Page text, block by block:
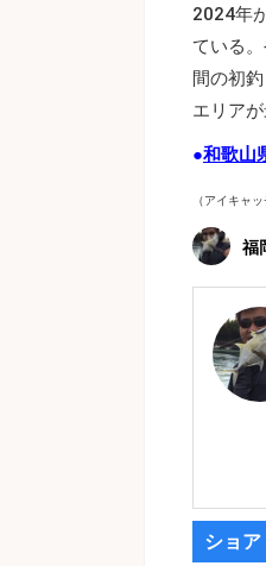
2024年
ている
間の初
エリア
●和歌山
（アイキャ
福
ショア